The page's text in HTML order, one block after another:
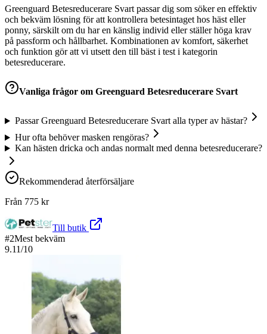
Greenguard Betesreducerare Svart passar dig som söker en effektiv
och bekväm lösning för att kontrollera betesintaget hos häst eller
ponny, särskilt om du har en känslig individ eller ställer höga krav
på passform och hållbarhet. Kombinationen av komfort, säkerhet
och funktion gör att vi utsett den till bäst i test i kategorin
betesreducerare.
Vanliga frågor om Greenguard Betesreducerare Svart
Passar Greenguard Betesreducerare Svart alla typer av hästar?
Hur ofta behöver masken rengöras?
Kan hästen dricka och andas normalt med denna betesreducerare?
Rekommenderad återförsäljare
Från 775 kr
Till butik
#2Mest bekväm
9.11/10